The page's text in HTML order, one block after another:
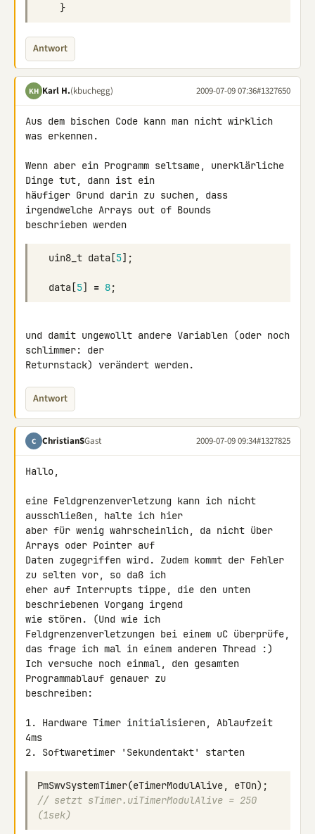
}
Antwort
KH Karl H.(kbuchegg) 2009-07-09 07:36#1327650
Aus dem bischen Code kann man nicht wirklich
was erkennen.
Wenn aber ein Programm seltsame, unerklärliche
Dinge tut, dann ist ein
häufiger Grund darin zu suchen, dass
irgendwelche Arrays out of Bounds
uin8_t data [5];
data [5] = 8;
und damit ungewollt andere Variablen (oder noch
schlimmer: der
Returnstack) verändert werden.
Antwort
C ChristianSGast 2009-07-09 09:34#1327825
Hallo,
eine Feldgrenzenverletzung kann ich nicht
ausschließen, halte ich hier
aber für wenig wahrscheinlich, da nicht über
Arrays oder Pointer auf
Daten zugegriffen wird. Zudem kommt der Fehler
zu selten vor, so daß ich
eher auf Interrupts tippe, die den unten
beschriebenen Vorgang irgend
wie stören. (Und wie ich
Feldgrenzenverletzungen bei einem uC überprüfe,
das frage ich mal in einem anderen Thread :)
Ich versuche noch einmal, den gesamten
Programmablauf genauer zu
beschreiben:
1. Hardware Timer initialisieren, Ablaufzeit
4ms
2. Softwaretimer 'Sekundentakt' starten
PmSwvSystemTimer(eTimerModulAlive, eTOn);
// setzt sTimer.uiTimerModulAlive = 250
(1sek)